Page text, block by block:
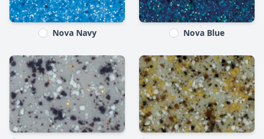
Nova Navy Nova Blue